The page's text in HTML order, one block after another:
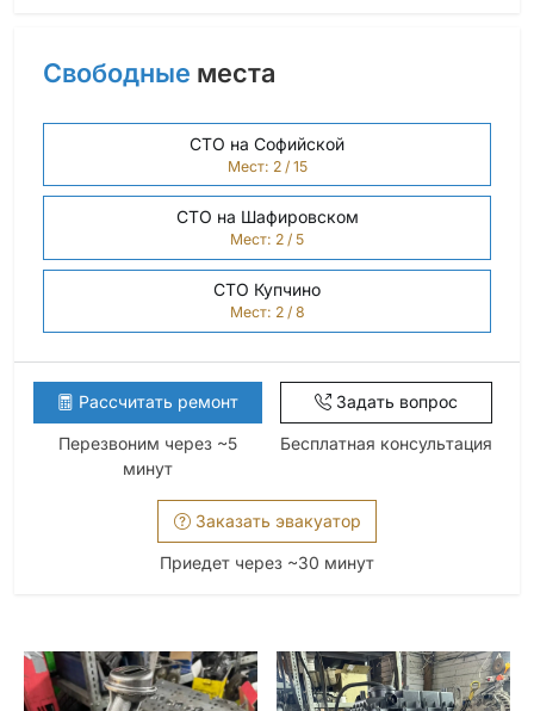
Свободные места
СТО на Софийской
Мест: 2 / 15
СТО на Шафировском
Мест: 2 / 5
СТО Купчино
Мест: 2 / 8
Рассчитать ремонт
Перезвоним через ~5
минут
Задать вопрос
Бесплатная консультация
Заказать эвакуатор
Приедет через ~30 минут